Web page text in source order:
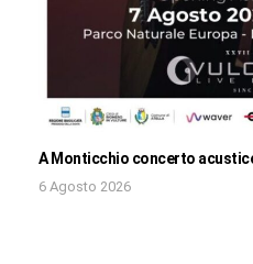
A Monticchio concerto
6 Agosto 2026